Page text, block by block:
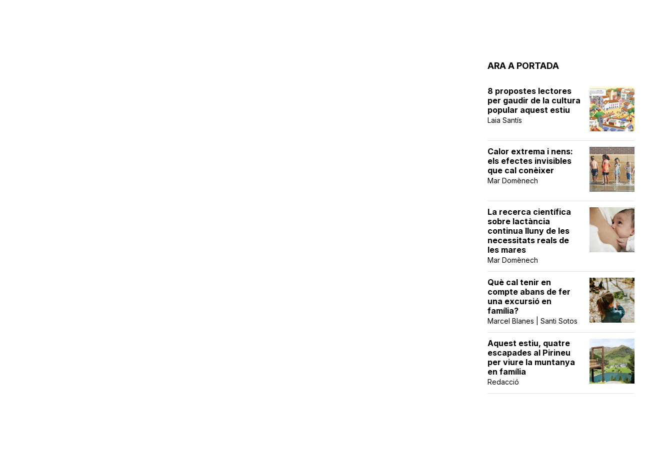
ARA A PORTADA
8 propostes lectores
per gaudir de la cultura
popular aquest estiu
Laia Santís
Calor extrema i nens:
els efectes invisibles
que cal conèixer
Mar Domènech
La recerca científica
sobre lactància
continua lluny de les
necessitats reals de
les mares
Mar Domènech
Què cal tenir en
compte abans de fer
una excursió en
família?
Marcel Blanes | Santi Sotos
Aquest estiu, quatre
escapades al Pirineu
per viure la muntanya
en família
Redacció